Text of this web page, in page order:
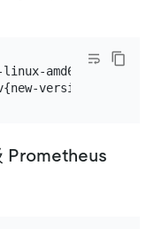
amd64
Prometheus